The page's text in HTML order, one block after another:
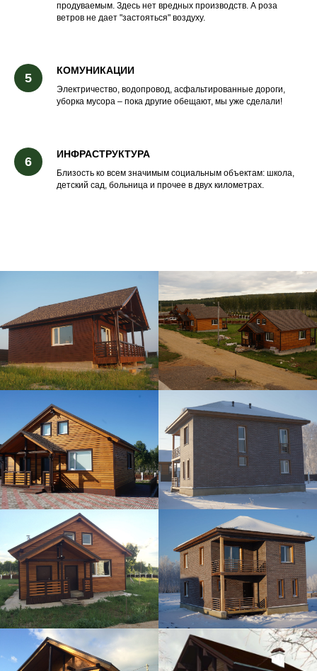
продуваемым. Здесь нет вредных производств. А роза
ветров не дает "застояться" воздуху.
КОМУНИКАЦИИ
Электричество, водопровод, асфальтированные дороги,
уборка мусора – пока другие обещают, мы уже сделали!
ИНФРАСТРУКТУРА
Близость ко всем значимым социальным объектам: школа,
детский сад, больница и прочее в двух километрах.